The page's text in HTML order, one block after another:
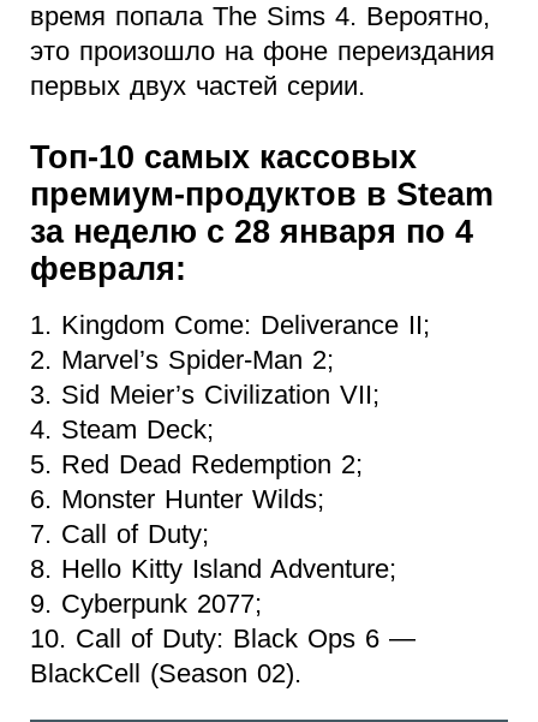
время попала The Sims 4. Вероятно,
это произошло на фоне переиздания
первых двух частей серии.
Топ-10 самых кассовых
премиум-продуктов в Steam
за неделю с 28 января по 4
февраля:
1. Kingdom Come: Deliverance II;
2. Marvel’s Spider-Man 2;
3. Sid Meier’s Civilization VII;
4. Steam Deck;
5. Red Dead Redemption 2;
6. Monster Hunter Wilds;
7. Call of Duty;
8. Hello Kitty Island Adventure;
9. Cyberpunk 2077;
10. Call of Duty: Black Ops 6 —
BlackCell (Season 02).